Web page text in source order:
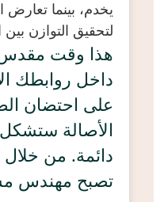
يخدم، بينما
لتحقيق التوازن
هذا وقت مقدس
داخل روابطك
على احتضان
الأصالة
دائمة. من
تصبح مهندس